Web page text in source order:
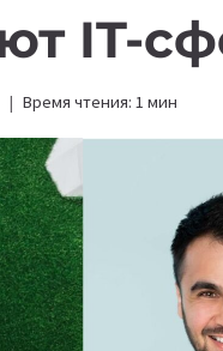
IT-
Время чтения: 1 мин